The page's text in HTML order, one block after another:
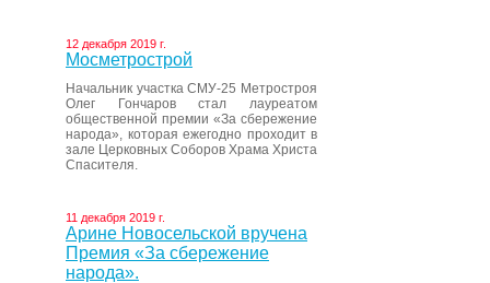
12 декабря 2019 г.
Мосметрострой
Начальник участка СМУ-25 Метростроя
Олег Гончаров стал лауреатом
общественной премии «За сбережение
народа», которая ежегодно проходит в
зале Церковных Соборов Храма Христа
Спасителя.
11 декабря 2019 г.
Арине Новосельской вручена
Премия «За сбережение
народа».